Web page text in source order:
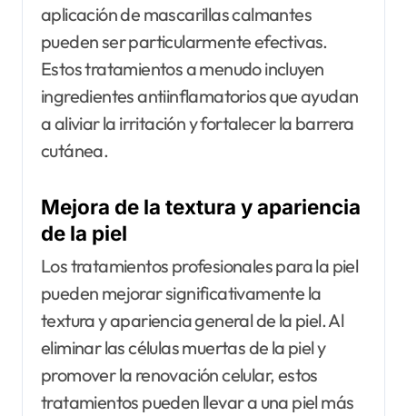
aplicación de mascarillas calmantes
pueden ser particularmente efectivas.
Estos tratamientos a menudo incluyen
ingredientes antiinflamatorios que ayudan
a aliviar la irritación y fortalecer la barrera
cutánea.
Mejora de la textura y apariencia
de la piel
Los tratamientos profesionales para la piel
pueden mejorar significativamente la
textura y apariencia general de la piel. Al
eliminar las células muertas de la piel y
promover la renovación celular, estos
tratamientos pueden llevar a una piel más